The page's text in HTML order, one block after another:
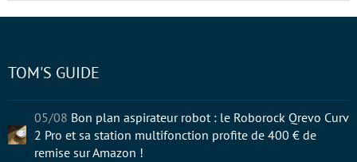
TOM'S GUIDE
05/08 Bon plan aspirateur robot : le Roborock Qrevo Curv
2 Pro et sa station multifonction profite de 400 € de
remise sur Amazon !